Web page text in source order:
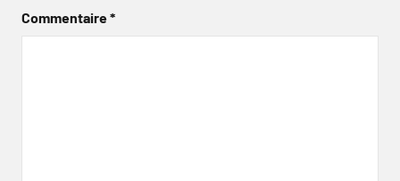
Commentaire*